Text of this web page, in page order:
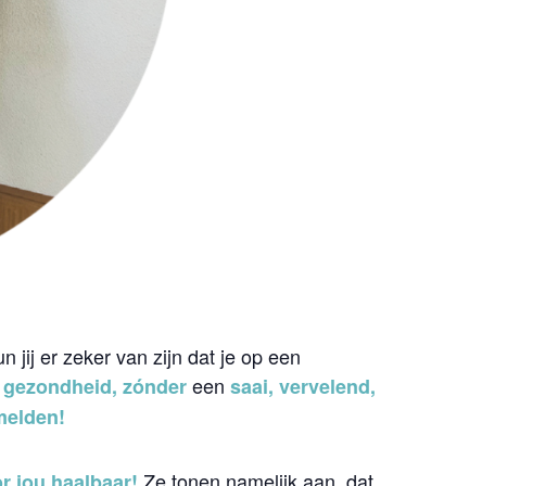
jij er zeker van zijn dat je op een
zóndereen saai, vervelend,